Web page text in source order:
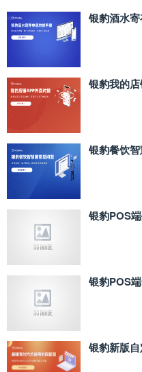
银豹酒水
银豹我的
银豹餐饮
银豹POS
银豹POS
银豹新版